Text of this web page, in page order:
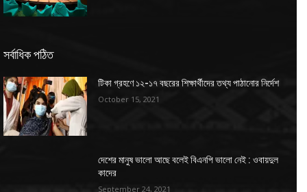
সর্বাধিক পঠিত
টিকা গ্রহণে ১২-১৭ বছরের শিক্ষার্থীদের তথ্য পাঠানোর নির্দেশ
October 15, 2021
দেশের মানুষ ভালো আছে বলেই বিএনপি ভালো নেই : ওবায়দুল
কাদের
September 24, 2021